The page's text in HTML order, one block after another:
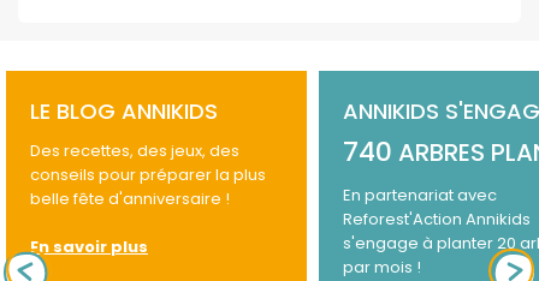
LE BLOG ANNIKIDS
Des recettes, des jeux, des
conseils pour préparer la plus
belle fête d'anniversaire !
En savoir plus
ANNIKIDS
740 ARBRES
En partenariat avec
Reforest'Action Annikids
s'engage à planter 20
par mois !